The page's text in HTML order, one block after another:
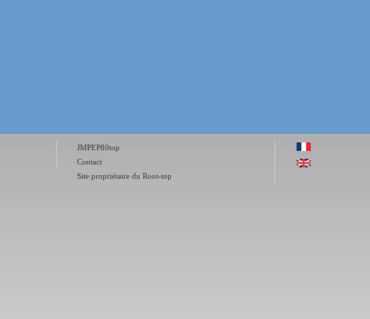
JMPEP80top
Contact
Site propriétaire du Root-top